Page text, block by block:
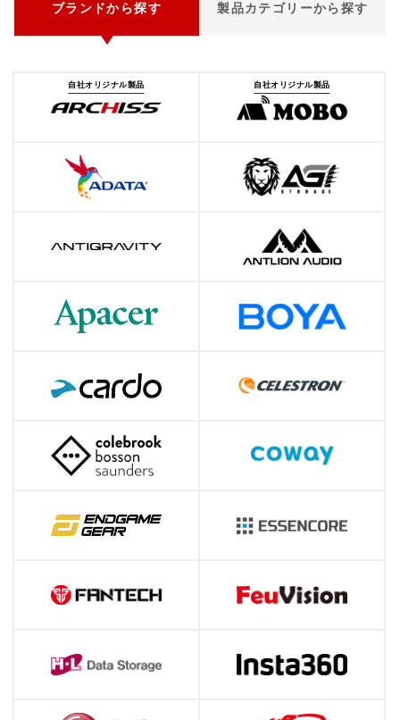
ブランドから探す 製品カテゴリーから探す
自社オリジナル製品 自社オリジナル製品